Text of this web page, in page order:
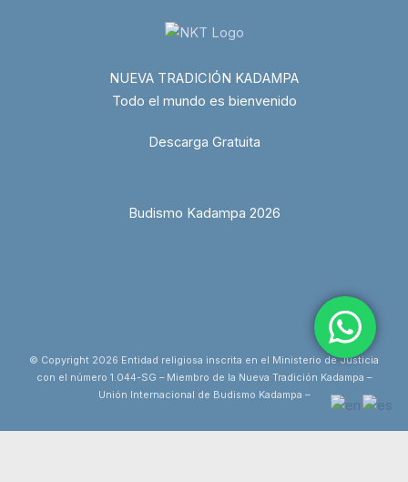
NUEVA TRADICIÓN KADAMPA
Todo el mundo es bienvenido
Descarga Gratuita
Budismo Kadampa 2026
© Copyright 2026 Entidad religiosa inscrita en el Ministerio de Justicia
con el número 1.044-SG – Miembro de la Nueva Tradición Kadampa –
Unión Internacional de Budismo Kadampa –